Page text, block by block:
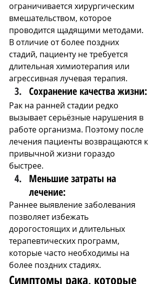
ограничивается хирургическим
вмешательством, которое
проводится щадящими методами.
В отличие от более поздних
стадий, пациенту не требуется
длительная химиотерапия или
агрессивная лучевая терапия.
Сохранение качества жизни:
Рак на ранней стадии редко
вызывает серьёзные нарушения в
работе организма. Поэтому после
лечения пациенты возвращаются к
привычной жизни гораздо
быстрее.
Меньшие затраты на
лечение:
Раннее выявление заболевания
позволяет избежать
дорогостоящих и длительных
терапевтических программ,
которые часто необходимы на
более поздних стадиях.
Симптомы рака, которые